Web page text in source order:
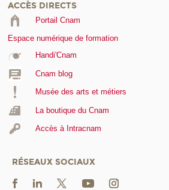
ACCÈS DIRECTS
Portail Cnam
Espace numérique de formation
Handi'Cnam
Cnam blog
Musée des arts et métiers
La boutique du Cnam
Accès à Intracnam
RÉSEAUX SOCIAUX